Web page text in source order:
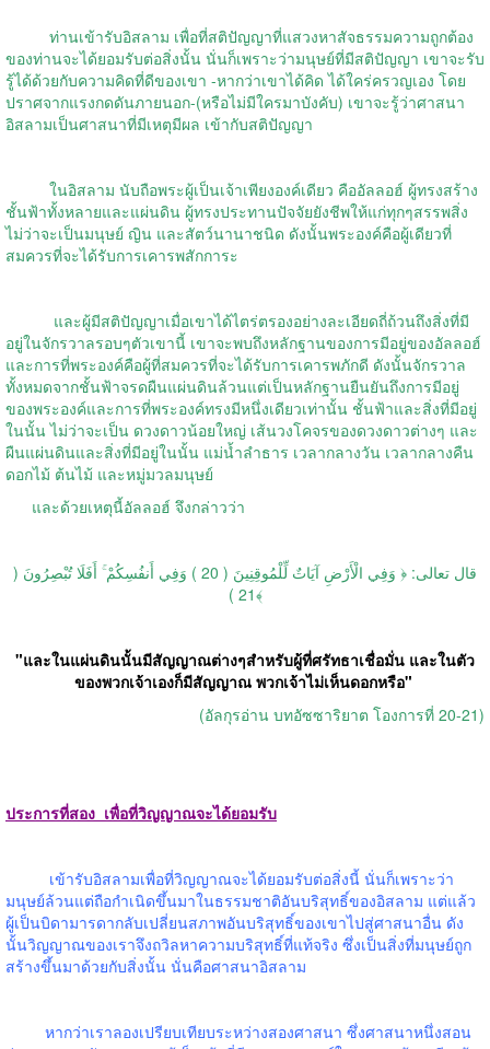
ท่านเข้ารับอิสลาม เพื่อที่สติปัญญาที่แสวงหาสัจธรรมความถูกต้อง
ของท่านจะได้ยอมรับต่อสิ่งนั้น นั่นก็เพราะว่ามนุษย์ที่มีสติปัญญา เขาจะรับ
รู้ได้ด้วยกับความคิดที่ดีของเขา -หากว่าเขาได้คิด ได้ใคร่ครวญเอง โดย
ปราศจากแรงกดดันภายนอก-(หรือไม่มีใครมาบังคับ) เขาจะรู้ว่าศาสนา
อิสลามเป็นศาสนาที่มีเหตุมีผล เข้ากับสติปัญญา
ในอิสลาม นับถือพระผู้เป็นเจ้าเพียงองค์เดียว คืออัลลอฮ์ ผู้ทรงสร้าง
ชั้นฟ้าทั้งหลายและแผ่นดิน ผู้ทรงประทานปัจจัยยังชีพให้แก่ทุกๆสรรพสิ่ง
ไม่ว่าจะเป็นมนุษย์ ญิน และสัตว์นานาชนิด ดังนั้นพระองค์คือผู้เดียวที่
สมควรที่จะได้รับการเคารพสักการะ
และผู้มีสติปัญญาเมื่อเขาได้ไตร่ตรองอย่างละเอียดถี่ถ้วนถึงสิ่งที่มี
อยู่ในจักรวาลรอบๆตัวเขานี้ เขาจะพบถึงหลักฐานของการมีอยู่ของอัลลอฮ์
และการที่พระองค์คือผู้ที่สมควรที่จะได้รับการเคารพภักดี ดังนั้นจักรวาล
ทั้งหมดจากชั้นฟ้าจรดผืนแผ่นดินล้วนแต่เป็นหลักฐานยืนยันถึงการมีอยู่
ของพระองค์และการที่พระองค์ทรงมีหนึ่งเดียวเท่านั้น ชั้นฟ้าและสิ่งที่มีอยู่
ในนั้น ไม่ว่าจะเป็น ดวงดาวน้อยใหญ่ เส้นวงโคจรของดวงดาวต่างๆ และ
ผืนแผ่นดินและสิ่งที่มีอยู่ในนั้น แม่น้ำลำธาร เวลากลางวัน เวลากลางคืน
ดอกไม้ ต้นไม้ และหมู่มวลมนุษย์
และด้วยเหตุนี้อัลลอฮ์ จึงกล่าวว่า
قال تعالى: ﴿ وَفِي الْأَرْضِ آيَاتٌ لِّلْمُوقِنِينَ ( 20 ) وَفِي أَنفُسِكُمْ ۚ أَفَلَا تُبْصِرُونَ (
21 )﴾
"และในแผ่นดินนั้นมีสัญญาณต่างๆสำหรับผู้ที่ศรัทธาเชื่อมั่น และในตัว
ของพวกเจ้าเองก็มีสัญญาณ พวกเจ้าไม่เห็นดอกหรือ"
(อัลกุรอ่าน บทอัซซาริยาต โองการที่ 20-21)
ประการที่สอง เพื่อที่วิญญาณจะได้ยอมรับ
เข้ารับอิสลามเพื่อที่วิญญาณจะได้ยอมรับต่อสิ่งนี้ นั่นก็เพราะว่า
มนุษย์ล้วนแต่ถือกำเนิดขึ้นมาในธรรมชาติอันบริสุทธิ์ของอิสลาม แต่แล้ว
ผู้เป็นบิดามารดากลับเปลี่ยนสภาพอันบริสุทธิ์ของเขาไปสู่ศาสนาอื่น ดัง
นั้นวิญญาณของเราจึงถวิลหาความบริสุทธิ์ที่แท้จริง ซึ่งเป็นสิ่งที่มนุษย์ถูก
สร้างขึ้นมาด้วยกับสิ่งนั้น นั่นคือศาสนาอิสลาม
หากว่าเราลองเปรียบเทียบระหว่างสองศาสนา ซึ่งศาสนาหนึ่งสอน